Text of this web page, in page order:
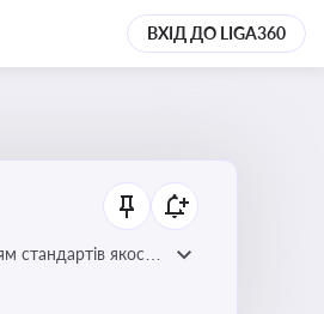
ВХІД ДО LIGA360
якості